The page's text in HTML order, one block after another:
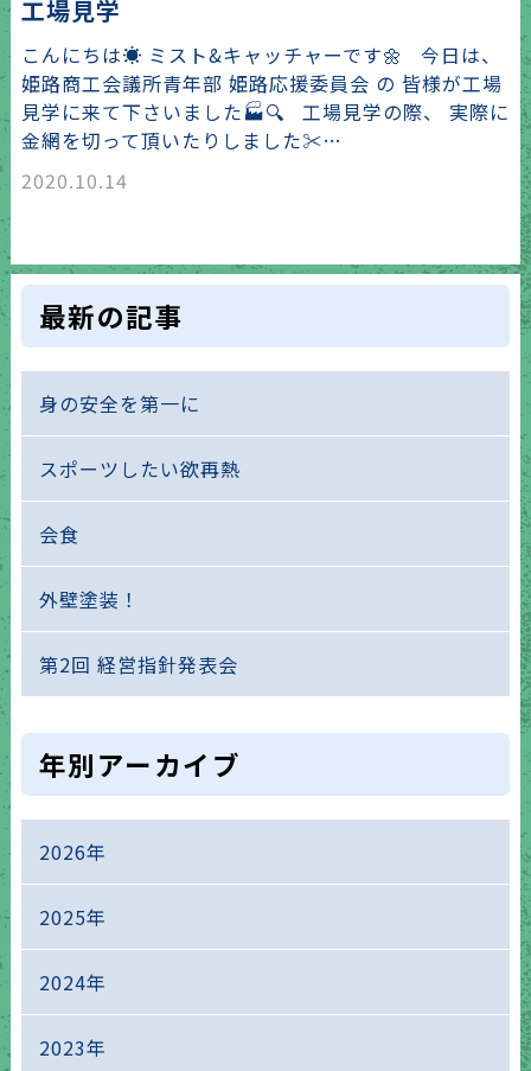
工場見学
こんにちは☀️ ミスト&キャッチャーです🌼 今日は、
姫路商工会議所青年部 姫路応援委員会 の 皆様が工場
見学に来て下さいました🏭🔍 工場見学の際、 実際に
金網を切って頂いたりしました✂…
2020.10.14
最新の記事
身の安全を第一に
スポーツしたい欲再熱
会食
外壁塗装！
第2回 経営指針発表会
年別アーカイブ
2026年
2025年
2024年
2023年